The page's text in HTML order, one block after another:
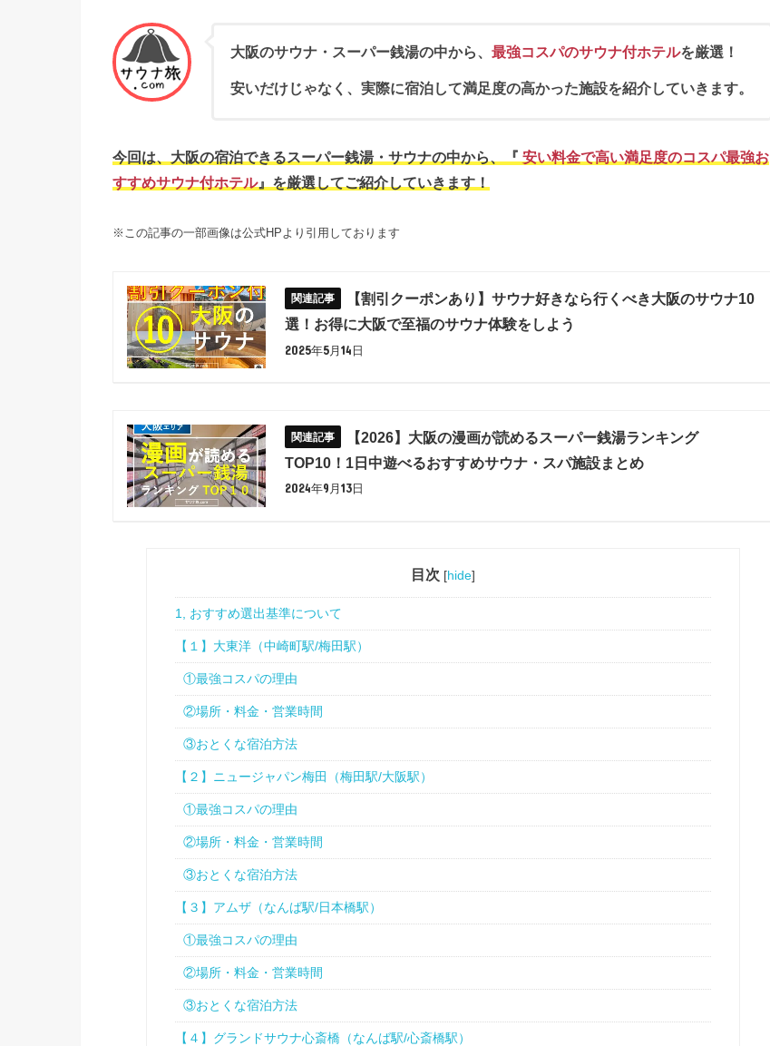
大阪のサウナ・スーパー銭湯の中から、最強コスパのサウナ付ホテルを厳選！
安いだけじゃなく、実際に宿泊して満足度の高かった施設を紹介していきます。
今回は、大阪の宿泊できるスーパー銭湯・サウナの中から、『 安い料金で高い満足度のコスパ最強お
すすめサウナ付ホテル』を厳選してご紹介していきます！
※この記事の一部画像は公式HPより引用しております
【割引クーポンあり】サウナ好きなら行くべき大阪のサウナ10
選！お得に大阪で至福のサウナ体験をしよう
2025年5月14日
【2026】大阪の漫画が読めるスーパー銭湯ランキング
TOP10！1日中遊べるおすすめサウナ・スパ施設まとめ
2024年9月13日
目次 [hide]
1, おすすめ選出基準について
【１】大東洋（中崎町駅/梅田駅）
①最強コスパの理由
②場所・料金・営業時間
③おとくな宿泊方法
【２】ニュージャパン梅田（梅田駅/大阪駅）
①最強コスパの理由
②場所・料金・営業時間
③おとくな宿泊方法
【３】アムザ（なんば駅/日本橋駅）
①最強コスパの理由
②場所・料金・営業時間
③おとくな宿泊方法
【４】グランドサウナ心斎橋（なんば駅/心斎橋駅）